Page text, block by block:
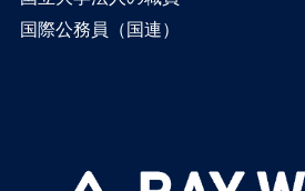
国際公務員（国連）